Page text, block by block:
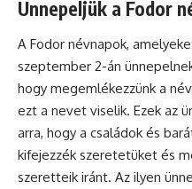
Ünnepeljük a Fodor
A Fodor névnapok,
szeptember 2-án
hogy megemlékezzünk a
ezt a nevet viselik. Ezek az
arra, hogy a családok és
kifejezzék szeretetüket és
szeretteik iránt. Az ilyen